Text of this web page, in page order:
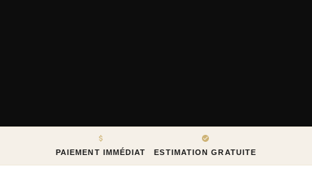
PAIEMENT IMMÉDIAT ESTIMATION GRATUITE